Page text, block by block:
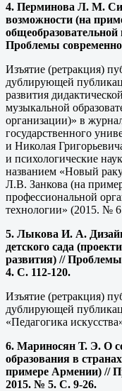
4. Перминова Л. М.
возможности (на
Проблемы
Изъятие (ретракция)
дублирующей
развития
музыкальной
организации)» в
государственного
и Николая
и психологические
названием «Новый
Л.В. Занкова (на
профессиональной
технологии» (2015. №
5. Лыкова И. А.
детского сада
развития) //
4. С. 112-120.
Изъятие (ретракция)
дублирующей
«Педагогика
6. Мариносян Т. Э. О
образования в
примере Армении) //
2015. № 5. С. 9-26.